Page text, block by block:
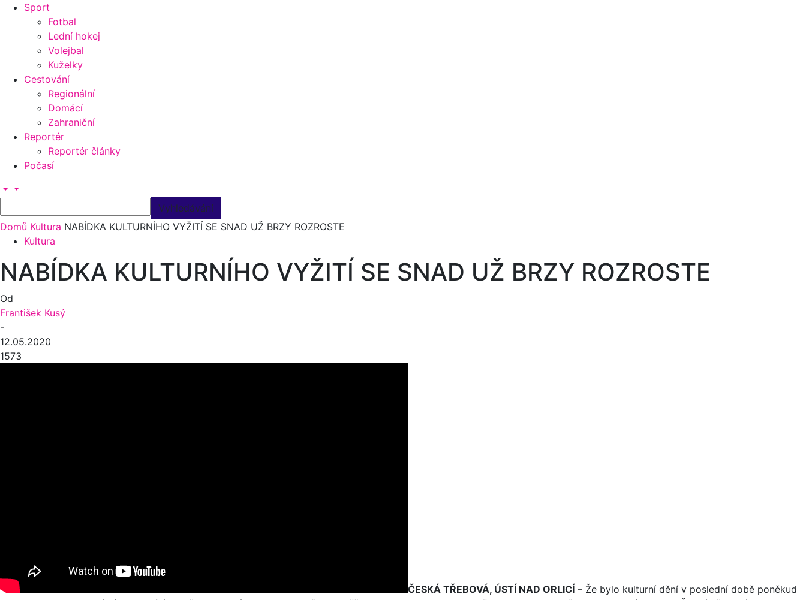
Sport
Fotbal
Lední hokej
Volejbal
Kuželky
Cestování
Regionální
Domácí
Zahraniční
Reportér
Reportér články
Počasí
Domů Kultura NABÍDKA KULTURNÍHO VYŽITÍ SE SNAD UŽ BRZY ROZROSTE
Kultura
NABÍDKA KULTURNÍHO VYŽITÍ SE SNAD UŽ BRZY ROZROSTE
Od
František Kusý
-
12.05.2020
1573
ČESKÁ TŘEBOVÁ, ÚSTÍ NAD ORLICÍ – Že bylo kulturní dění v poslední době poněkud